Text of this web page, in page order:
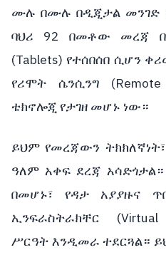
ሙሉ በሙሉ በዲጂታል መንገድ
ባህሪ 92 በመቶው መረጃ
(Tablets) የተሰበሰበ ሲሆን
የሪሞት ሴንሲንግ
ቴክኖሎጂ የታገዘ መሆኑ ነው።
ይህም የመረጃውን
ዓለም አቀፍ ደረጃ አሳድጎታል።
በመሆኑ፣ የዳታ አያያዙና
ኢንፍራስትራክቸር (Virtual
ሥርዓት እንዲመራ ተደርጓል።